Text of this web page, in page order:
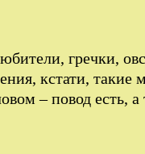
гречки,
кстати, такие
– повод есть,